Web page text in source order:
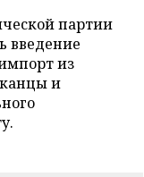
партии
введение
из
и